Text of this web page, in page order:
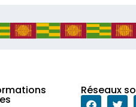
Réseaux